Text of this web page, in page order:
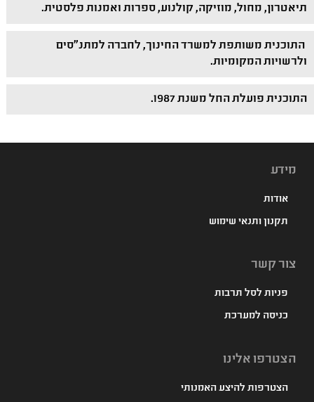
תיאטרון, מחול, מוזיקה, קולנוע, ספרות ואמנות פלסטית.
התוכנית משותפת למשרד החינוך, לחברה למתנ"סים
ולרשויות המקומיות.
התוכנית פועלת החל משנת 1987.
מידע
אודות
תקנון ותנאי שימוש
צור קשר
פניות לסל תרבות
כניסה למערכת
הצטרפו אלינו
הצטרפות להיצע האמנותי